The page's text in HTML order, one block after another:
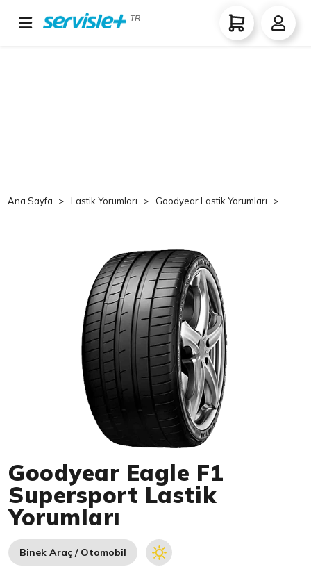
TR
Ana Sayfa Lastik Yorumları Goodyear Lastik Yorumları
Goodyear Eagle F1
Supersport Lastik
Yorumları
Binek Araç / Otomobil